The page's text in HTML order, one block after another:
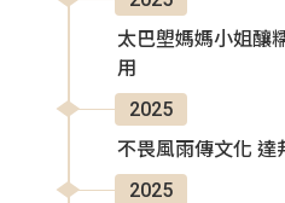
太巴塱媽媽小姐釀
用
2025
不畏風雨傳文化 達
2025